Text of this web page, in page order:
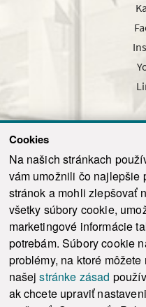
Cookies
Na našich stránkach
vám umožnili čo najlepšie
stránok a mohli zlepšovať
všetky súbory cookie,
marketingové informácie
potrebám. Súbory cookie
problémy, na ktoré
našejstránke zásad
ak chcete upraviť
© 2021-2026 ku.sk. Všetky práva
Vyhlásenie o